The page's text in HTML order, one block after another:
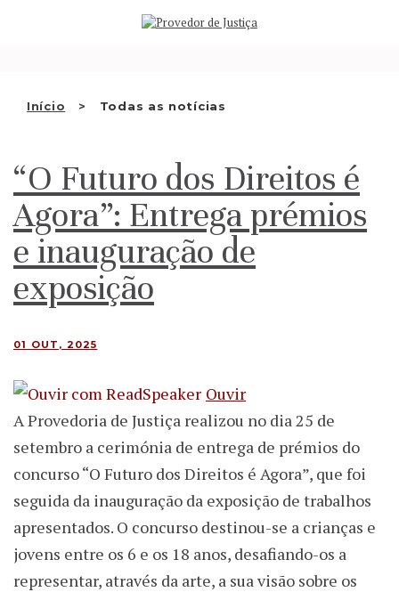
Início Todas as notícias
QUEM SOMOS
RECOMENDAÇÕES E OUTRAS
RELAÇÕES INTERNACIONAIS
APRESENTAR QUEIXA
PT
“O Futuro dos Direitos é
Agora”: Entrega prémios
e inauguração de
exposição
01 OUT, 2025
Ouvir
A Provedoria de Justiça realizou no dia 25 de
setembro a cerimónia de entrega de prémios do
concurso “O Futuro dos Direitos é Agora”, que foi
seguida da inauguração da exposição de trabalhos
apresentados. O concurso destinou-se a crianças e
jovens entre os 6 e os 18 anos, desafiando-os a
representar, através da arte, a sua visão sobre os